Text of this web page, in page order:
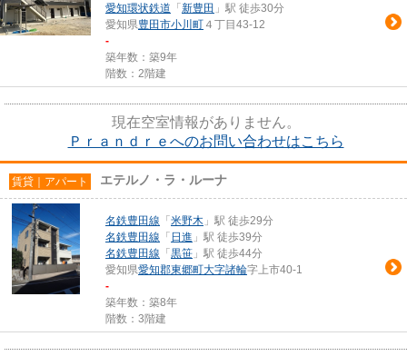
愛知環状鉄道 「 新豊田 」駅 徒歩30分
愛知県豊田市小川町 ４丁目43-12
-
築年数：築9年
階数：2階建
現在空室情報がありません。
Ｐｒａｎｄｒｅへのお問い合わせはこちら
賃貸｜アパート エテルノ・ラ・ルーナ
名鉄豊田線 「 米野木 」駅 徒歩29分
名鉄豊田線 「 日進 」駅 徒歩39分
名鉄豊田線 「 黒笹 」駅 徒歩44分
愛知県愛知郡東郷町大字諸輪字上市40-1
-
築年数：築8年
階数：3階建